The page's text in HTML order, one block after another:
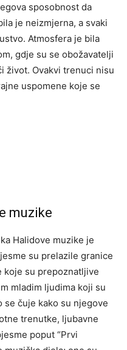
sposobnost da
je neizmjerna, a svaki
Atmosfera je bila
gdje su se obožavatelji
život. Ovakvi trenuci nisu
uspomene koje se
muzike
Halidove muzike je
su prelazile granice
koje su prepoznatljive
mladim ljudima koji su
čuje kako su njegove
trenutke, ljubavne
poput “Prvi